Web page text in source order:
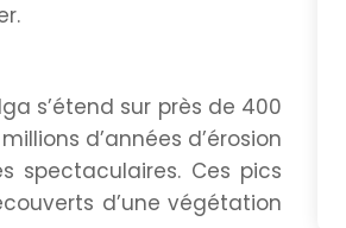
s’étend sur près de 400
d’années d’érosion
spectaculaires. Ces pics
d’une végétation